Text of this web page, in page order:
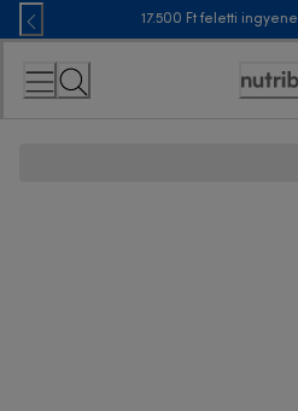
Skip
to
Content
17.500 Ft feletti